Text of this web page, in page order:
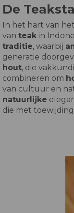
De
In het hart van
van teak in
traditie, waarbij
generatie
hout, die
combineren om
van cultuur en
natuurlijke
die met